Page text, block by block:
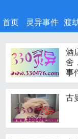
首页
灵异事件 渡
酒
舍
事
古